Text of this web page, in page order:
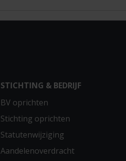
STICHTING & BEDRIJF
BV oprichten
Stichting oprichten
Statutenwijziging
Aandelenoverdracht